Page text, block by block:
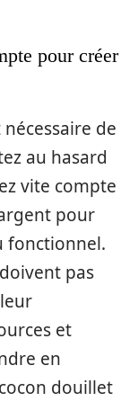
pour créer
de
au hasard
vite compte
pour
fonctionnel.
pas
et
en
douillet